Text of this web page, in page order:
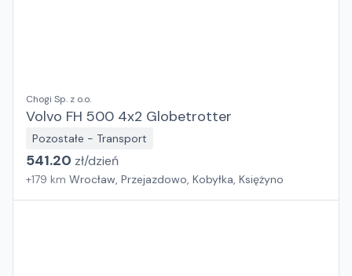
Chogi Sp. z o.o.
Volvo FH 500 4x2 Globetrotter
Pozostałe - Transport
541.20 zł/dzień
+179 km Wrocław, Przejazdowo, Kobyłka, Księżyno